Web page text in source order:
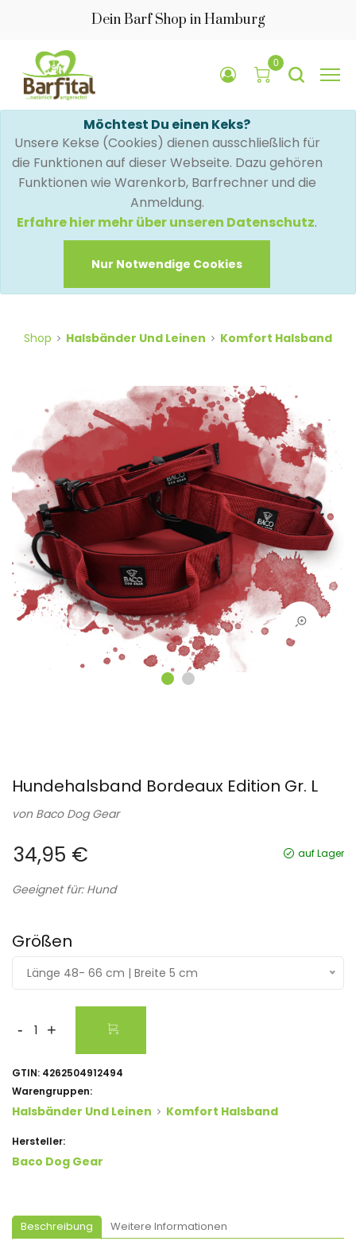
Dein Barf Shop in Hamburg
0
Möchtest Du einen Keks?
Unsere Kekse (Cookies) dienen ausschließlich für
die Funktionen auf dieser Webseite. Dazu gehören
Funktionen wie Warenkorb, Barfrechner und die
Anmeldung.
Erfahre hier mehr über unseren Datenschutz.
Nur Notwendige Cookies
Shop Halsbänder Und Leinen Komfort Halsband
Hundehalsband Bordeaux Edition Gr. L
von Baco Dog Gear
34,95 € auf Lager
Geeignet für: Hund
Größen
Länge 48- 66 cm | Breite 5 cm
- +
GTIN: 4262504912494
Warengruppen:
Halsbänder Und Leinen Komfort Halsband
Hersteller:
Baco Dog Gear
Beschreibung Weitere Informationen